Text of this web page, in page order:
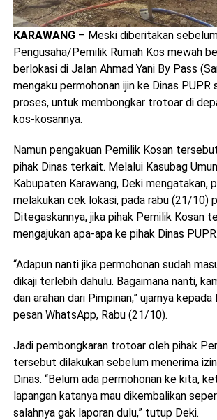
KARAWANG– Meski diberitakan
Pengusaha/Pemilik Rumah Kos mewah
berlokasi di Jalan Ahmad Yani By Pass
mengaku permohonan ijin ke Dinas PUPR
proses, untuk membongkar trotoar di
kos-kosannya.
Namun pengakuan Pemilik Kosan
pihak Dinas terkait. Melalui Kasubag
Kabupaten Karawang, Deki mengatakan,
melakukan cek lokasi, pada rabu (21/10)
Ditegaskannya, jika pihak Pemilik Kosan
mengajukan apa-apa ke pihak Dinas PUPR.
“Adapun nanti jika permohonan sudah
dikaji terlebih dahulu. Bagaimana nanti,
dan arahan dari Pimpinan,” ujarnya
pesan WhatsApp, Rabu (21/10).
Jadi pembongkaran trotoar oleh pihak
tersebut dilakukan sebelum menerima
Dinas. “Belum ada permohonan ke kita,
lapangan katanya mau dikembalikan
salahnya gak laporan dulu,” tutup Deki.